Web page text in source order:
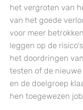
het vergroten van
van het goede
voor meer
leggen op de
het doordringen
testen of de
en de doelgroep
hen toegewezen